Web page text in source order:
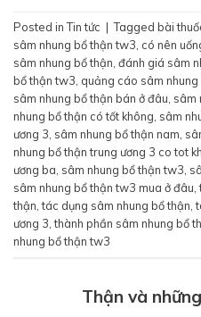
Posted inTin tức | Tagged bài
sâm nhung bổ thận tw3 có nên
sâm nhung bổ thận đánh giá sâm
bổ thận tw3 quảng cáo sâm
sâm nhung bổ thận bán ở đâu sâm
nhung bổ thận có tốt không sâm
ương 3 sâm nhung bổ thận nam
nhung bổ thận trung ương 3 co tot
ương ba sâm nhung bổ thận tw3
sâm nhung bổ thận tw3 mua ở đâu ,
thận ,tác dụng sâm nhung bổ thận ,
ương 3 ,thành phần sâm nhung bổ
nhung bổ thận tw3
Thận và